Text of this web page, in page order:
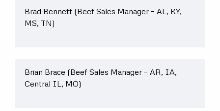
Brad Bennett (Beef Sales Manager – AL, KY,
MS, TN)
Brian Brace (Beef Sales Manager – AR, IA,
Central IL, MO)